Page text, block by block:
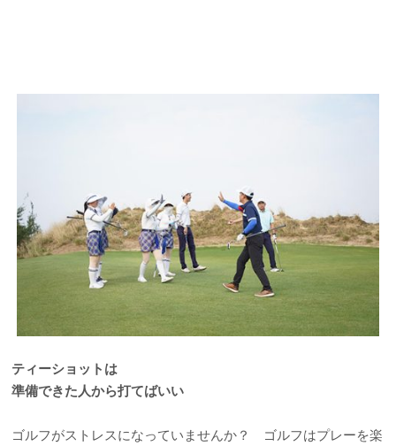
ティーショットは
準備できた人から打てばいい
ゴルフがストレスになっていませんか？ ゴルフはプレーを楽